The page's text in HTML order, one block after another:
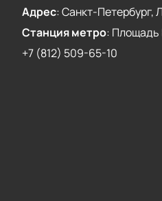
Адрес:Санкт-Петербург,
Станция метро: Площадь
+7 (812) 509-65-10